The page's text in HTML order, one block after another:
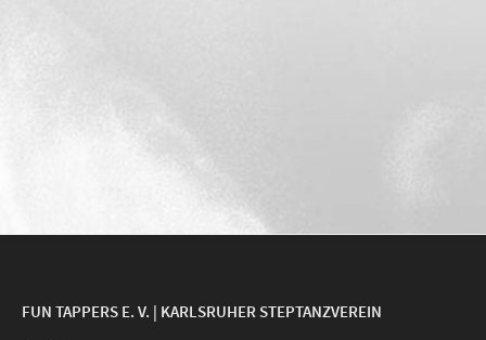
FUN TAPPERS E. V. | KARLSRUHER STEPTANZVEREIN